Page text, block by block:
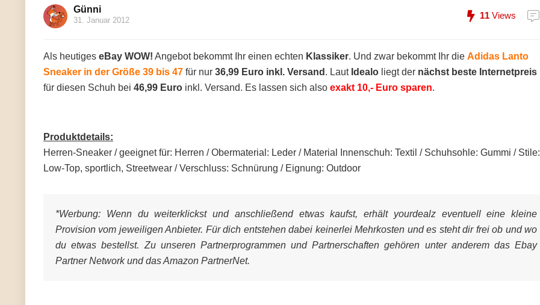
Günni
31. Januar 2012 11 Views
Als heutiges eBay WOW! Angebot bekommt Ihr einen echten Klassiker. Und zwar bekommt Ihr die Adidas Lanto
Sneaker in der Größe 39 bis 47 für nur 36,99 Euro inkl. Versand . Laut Idealo liegt der nächst beste Internetpreis
für diesen Schuh bei 46,99 Euro inkl. Versand. Es lassen sich also exakt 10,- Euro sparen.
Produktdetails:
Herren-Sneaker / geeignet für: Herren / Obermaterial: Leder / Material Innenschuh: Textil / Schuhsohle: Gummi / Stile:
Low-Top, sportlich, Streetwear / Verschluss: Schnürung / Eignung: Outdoor
*Werbung: Wenn du weiterklickst und anschließend etwas kaufst, erhält yourdealz eventuell eine kleine
Provision vom jeweiligen Anbieter. Für dich entstehen dabei keinerlei Mehrkosten und es steht dir frei ob und wo
du etwas bestellst. Zu unseren Partnerprogrammen und Partnerschaften gehören unter anderem das Ebay
Partner Network und das Amazon PartnerNet.